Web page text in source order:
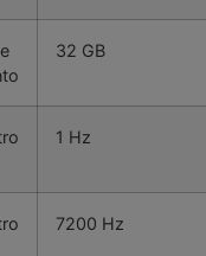
32 GB
1 Hz
7200 Hz